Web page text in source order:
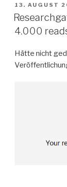
AM
13. AUGUST
4.000
Hätte nicht